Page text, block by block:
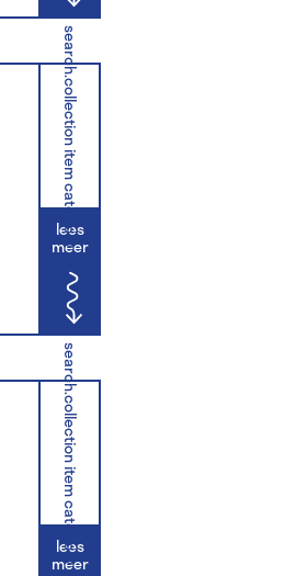
search.collection item category
lees
meer
search.collection item category
lees
meer